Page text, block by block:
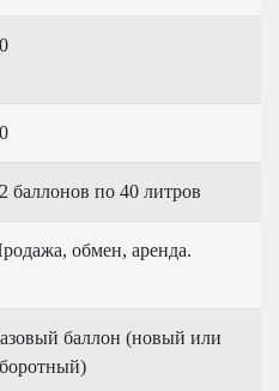
баллонов по 40 литров
обмен, аренда.
баллон (новый или